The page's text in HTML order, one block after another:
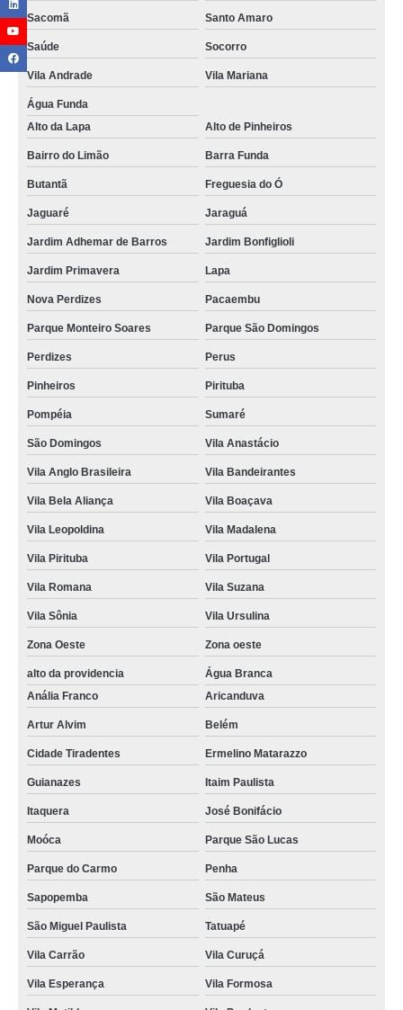
Sacomã Santo Amaro
Saúde Socorro
Vila Andrade Vila Mariana
Água Funda
Alto da Lapa
Alto de Pinheiros
Bairro do Limão Barra Funda
Butantã Freguesia do Ó
Jaguaré Jaraguá
Jardim Adhemar de Barros Jardim Bonfiglioli
Jardim Primavera Lapa
Nova Perdizes Pacaembu
Parque Monteiro Soares Parque São Domingos
Perdizes Perus
Pinheiros Pirituba
Pompéia Sumaré
São Domingos Vila Anastácio
Vila Anglo Brasileira Vila Bandeirantes
Vila Bela Aliança Vila Boaçava
Vila Leopoldina Vila Madalena
Vila Pirituba Vila Portugal
Vila Romana Vila Suzana
Vila Sônia Vila Ursulina
Zona Oeste Zona oeste
alto da providencia
Água Branca
Anália Franco
Aricanduva
Artur Alvim Belém
Cidade Tiradentes Ermelino Matarazzo
Guianazes Itaim Paulista
Itaquera José Bonifácio
Moóca Parque São Lucas
Parque do Carmo Penha
Sapopemba São Mateus
São Miguel Paulista Tatuapé
Vila Carrão Vila Curuçá
Vila Esperança Vila Formosa